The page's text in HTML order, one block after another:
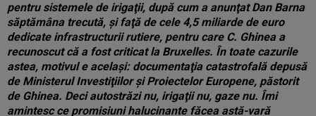
pentru sistemele de irigaţii, după cum a anunţat Dan Barna
săptămâna trecută, şi faţă de cele 4,5 miliarde de euro
dedicate infrastructurii rutiere, pentru care C. Ghinea a
recunoscut că a fost criticat la Bruxelles. În toate cazurile
astea, motivul e acelaşi: documentaţia catastrofală depusă
de Ministerul Investiţiilor şi Proiectelor Europene, păstorit
de Ghinea. Deci autostrăzi nu, irigaţii nu, gaze nu. Îmi
amintesc ce promisiuni halucinante făcea astă-vară